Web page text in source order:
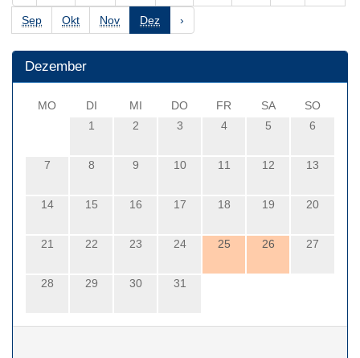
Sep Okt Nov Dez ›
Dezember
MO DI MI DO FR SA
SO
1
2 3 4 5 6
7 8 9 10 11 12 13
14 15 16 17 18 19 20
21 22 23 24 25 26 27
28 29 30 31